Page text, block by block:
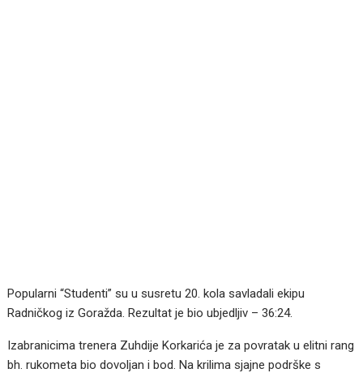
Popularni “Studenti” su u susretu 20. kola savladali ekipu
Radničkog iz Goražda. Rezultat je bio ubjedljiv – 36:24.
Izabranicima trenera Zuhdije Korkarića je za povratak u elitni rang
bh. rukometa bio dovoljan i bod. Na krilima sjajne podrške s